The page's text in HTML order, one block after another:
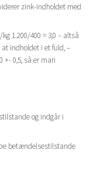
zink-indholdet med
1.200/400 = 3,0 – altså
indholdet i et fuld, –
0,5, så er man
og indgår i
betændelsestilstande